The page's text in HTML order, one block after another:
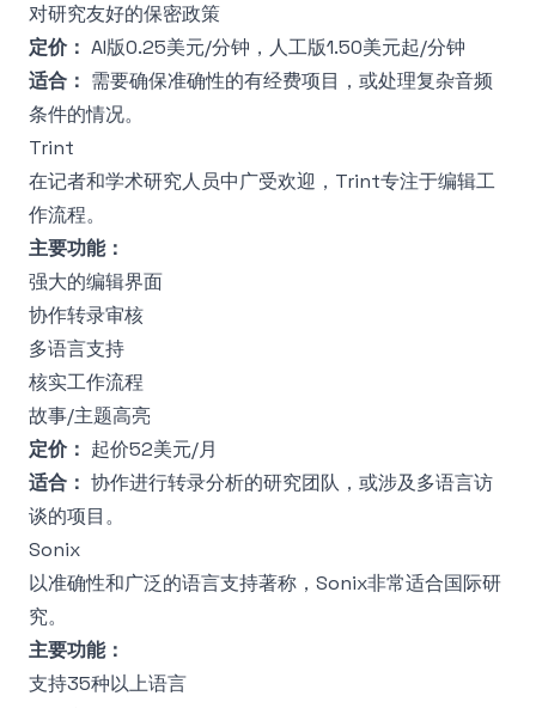
对研究友好的保密政策
定价： AI版0.25美元/分钟，人工版1.50美元起/分钟
适合： 需要确保准确性的有经费项目，或处理复杂音频
条件的情况。
Trint
在记者和学术研究人员中广受欢迎，Trint专注于编辑工
作流程。
主要功能：
强大的编辑界面
协作转录审核
多语言支持
核实工作流程
故事/主题高亮
定价： 起价52美元/月
适合： 协作进行转录分析的研究团队，或涉及多语言访
谈的项目。
Sonix
以准确性和广泛的语言支持著称，Sonix非常适合国际研
究。
主要功能：
支持35种以上语言